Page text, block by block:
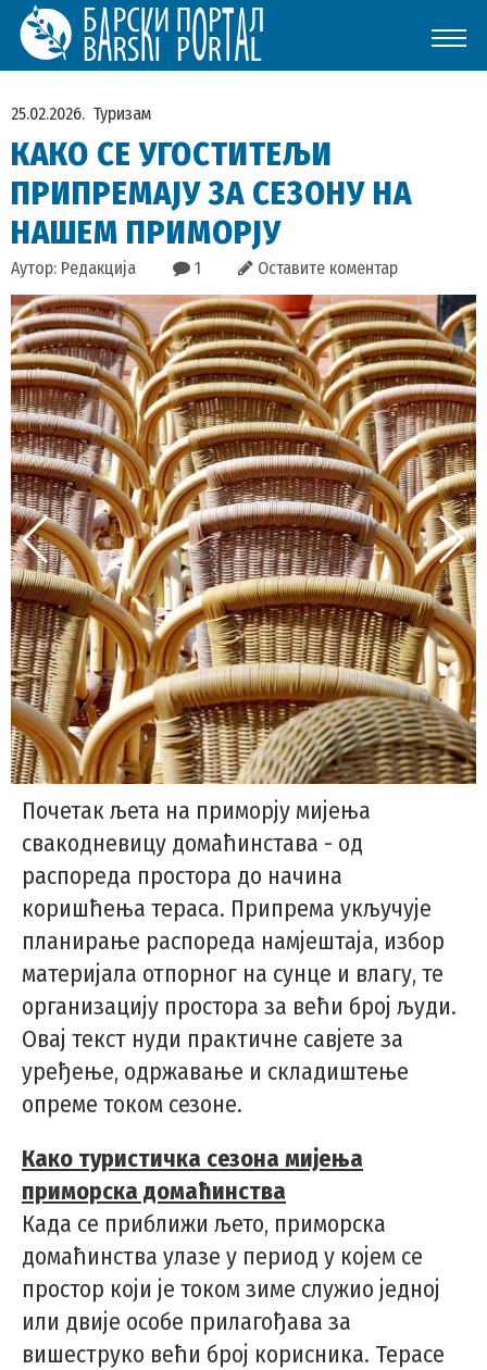
25.02.2026. Туризам
КАКО СЕ УГОСТИТЕЉИ
ПРИПРЕМАЈУ ЗА СЕЗОНУ НА
НАШЕМ ПРИМОРЈУ
Аутор: Редакција 1 Оставите коментар
Почетак љета на приморју мијења
свакодневицу домаћинстава - од
распореда простора до начина
коришћења тераса. Припрема укључује
планирање распореда намјештаја, избор
материјала отпорног на сунце и влагу, те
организацију простора за већи број људи.
Овај текст нуди практичне савјете за
уређење, одржавање и складиштење
опреме током сезоне.
Како туристичка сезона мијења
приморска домаћинства
Када се приближи љето, приморска
домаћинства улазе у период у којем се
простор који је током зиме служио једној
или двије особе прилагођава за
вишеструко већи број корисника. Терасе